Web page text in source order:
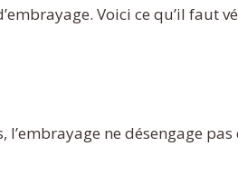
Voici ce qu’il faut
ne désengage